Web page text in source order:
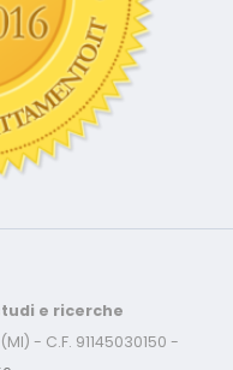
- C.F. 91145030150 -